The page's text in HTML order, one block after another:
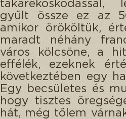
takarékoskodással,
gyűlt össze ez az
amikor örököltük,
maradt néhány
város kölcsöne, a
effélék, ezeknek
következtében egy
Egy becsületes és
hogy tisztes
hát, még tőlem